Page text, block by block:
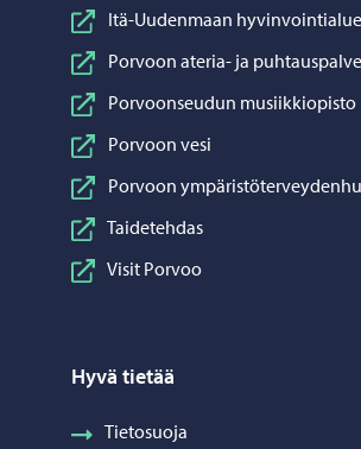
Itä-Uudenmaan hyvinvointialue
Porvoon ateria- ja
Porvoonseudun musiikkiopisto
Porvoon vesi
Porvoon
Taidetehdas
Visit Porvoo
Hyvä tietää
Tietosuoja